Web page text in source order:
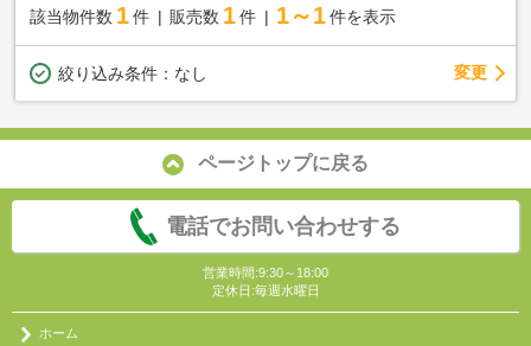
該当物件数 1件 販売数 1 件 1～1 件を表示
絞り込み条件： なし 変更
ページトップに戻る
電話でお問い合わせする
営業時間:9:30～18:00
定休日:毎週水曜日
ホーム